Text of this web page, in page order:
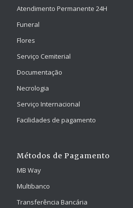
Atendimento Permanente 24H
Funeral
Flores
Serviço Cemiterial
Documentação
Necrologia
Serviço Internacional
Facilidades de pagamento
Métodos de Pagamento
MB Way
Multibanco
Transferência Bancária